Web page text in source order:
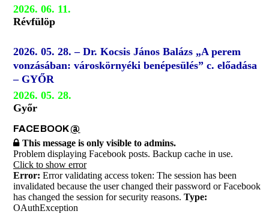
2026. 06. 11.
Révfülöp
2026. 05. 28. – Dr. Kocsis János Balázs „A perem
vonzásában: városkörnyéki benépesülés” c. előadása
– GYŐR
2026. 05. 28.
Győr
FACEBOOK@
This message is only visible to admins.
Problem displaying Facebook posts. Backup cache in use.
Click to show error
Error: Error validating access token: The session has been
invalidated because the user changed their password or Facebook
has changed the session for security reasons. Type:
OAuthException